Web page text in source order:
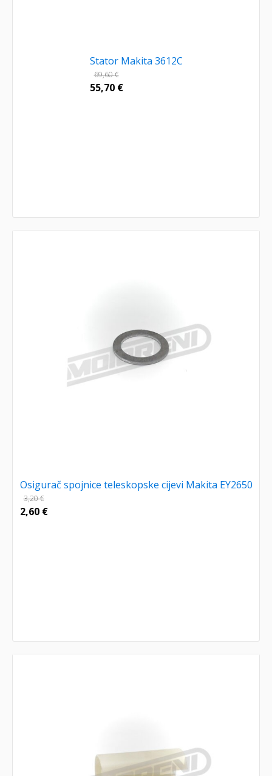
Stator Makita 3612C
69,60€
55,70 €
Osigurač spojnice teleskopske cijevi Makita EY2650
3,20€
2,60 €